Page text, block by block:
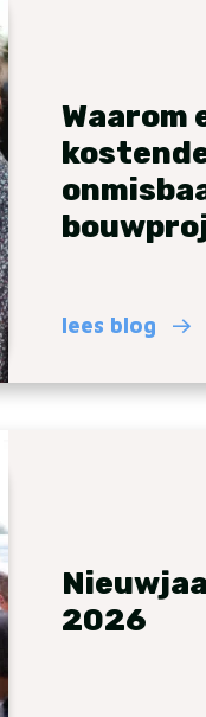
Waarom
lees blog
2026